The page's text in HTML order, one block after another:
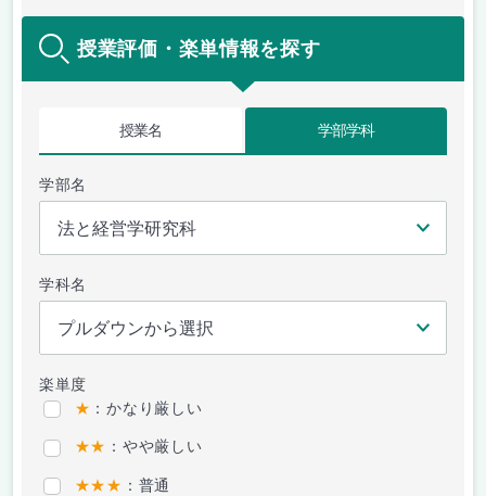
授業評価・楽単情報を探す
授業名 学部学科
学部名
学科名
楽単度
★ ：かなり厳しい
★★ ：やや厳しい
★★★ ：普通